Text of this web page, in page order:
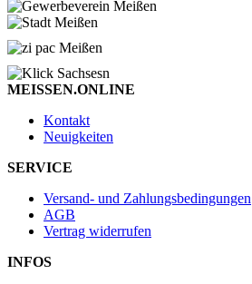
MEISSEN.ONLINE
Kontakt
Neuigkeiten
SERVICE
Versand- und Zahlungsbedingungen
AGB
Vertrag widerrufen
INFOS